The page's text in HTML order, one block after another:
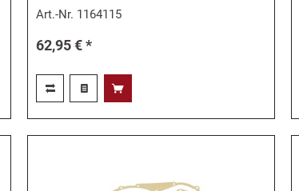
Art.-Nr. 1164115
62,95 € *